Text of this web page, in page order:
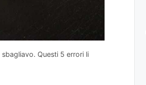
Questi 5 errori li